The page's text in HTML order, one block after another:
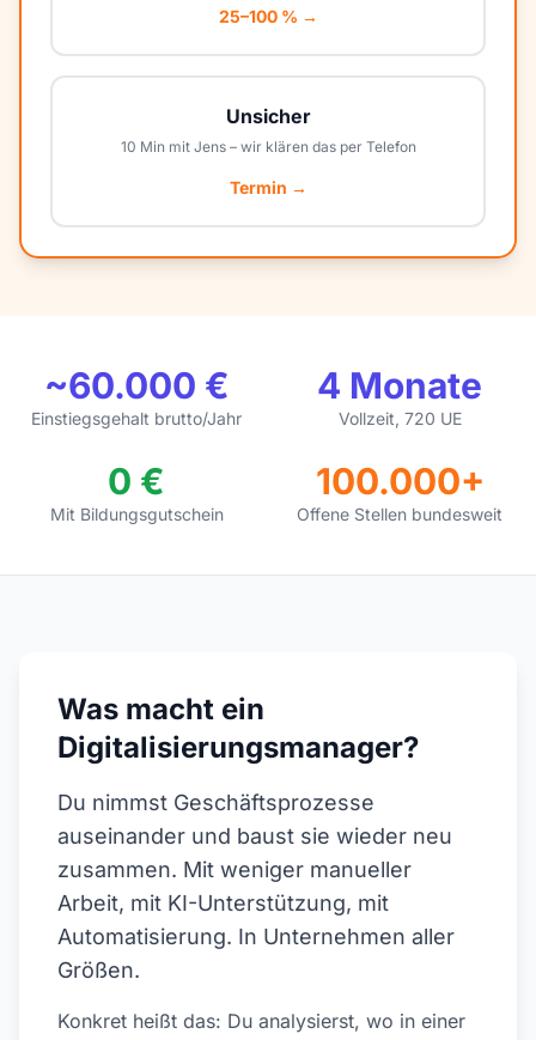
25–100 % →
Unsicher
10 Min mit Jens – wir klären das per Telefon
Termin →
~60.000 €
Einstiegsgehalt brutto/Jahr
4 Monate
Vollzeit, 720 UE
0 €
Mit Bildungsgutschein
100.000+
Offene Stellen bundesweit
Was macht ein
Digitalisierungsmanager?
Du nimmst Geschäftsprozesse
auseinander und baust sie wieder neu
zusammen. Mit weniger manueller
Arbeit, mit KI-Unterstützung, mit
Automatisierung. In Unternehmen aller
Größen.
Konkret heißt das: Du analysierst, wo in einer